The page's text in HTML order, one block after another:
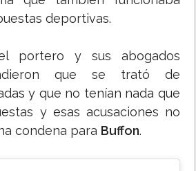
deportivas.
portero y sus abogados
que se trató de
y que no tenían nada que
y esas acusaciones no
condena para Buffon.